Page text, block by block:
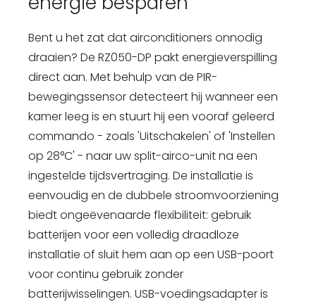
Bent u het zat dat airconditioners onnodig
draaien? De RZ050-DP pakt energieverspilling
direct aan. Met behulp van de PIR-
bewegingssensor detecteert hij wanneer een
kamer leeg is en stuurt hij een vooraf geleerd
commando - zoals 'Uitschakelen' of 'Instellen
op 28°C' - naar uw split-airco-unit na een
ingestelde tijdsvertraging. De installatie is
eenvoudig en de dubbele stroomvoorziening
biedt ongeëvenaarde flexibiliteit: gebruik
batterijen voor een volledig draadloze
installatie of sluit hem aan op een USB-poort
voor continu gebruik zonder
batterijwisselingen. USB-voedingsadapter is